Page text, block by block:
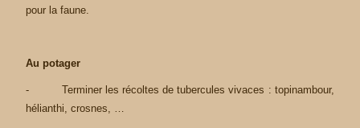
pour la faune.
Au potager
- Terminer les récoltes de tubercules vivaces : topinambour,
hélianthi, crosnes, …